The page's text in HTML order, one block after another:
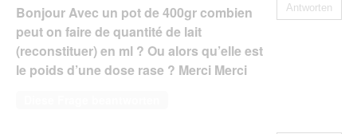
Bonjour Avec un pot de 400gr combien
peut on faire de quantité de lait
(reconstituer) en ml ? Ou alors qu’elle est
le poids d’une dose rase ? Merci Merci
Antworten